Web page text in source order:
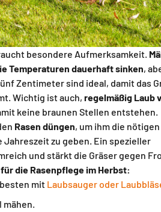
besondere Aufmerksamkeit.
Temperaturen dauerhaft sinken,
Zentimeter sind ideal, damit das
Wichtig ist auch, regelmäßig Laub
keine braunen Stellen entstehen.
Rasen düngen, um ihm die nötigen
zu geben. Ein spezieller
und stärkt die Gräser gegen
die Rasenpflege im Herbst:
mit Laubsauger oder
mähen.